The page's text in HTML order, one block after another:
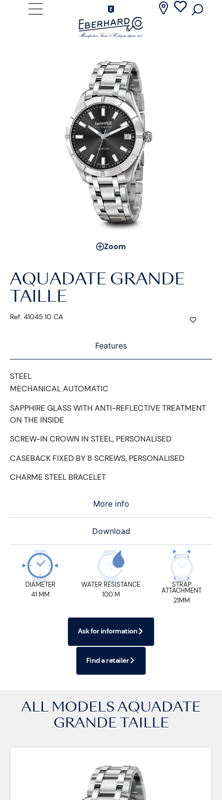
Zoom
AQUADATE GRANDE
TAILLE
Ref. 41045.10 CA
Features
More info
Download
STEEL
MECHANICAL AUTOMATIC
SAPPHIRE GLASS WITH ANTI-REFLECTIVE TREATMENT
ON THE INSIDE
SCREW-IN CROWN IN STEEL, PERSONALISED
CASEBACK FIXED BY 8 SCREWS, PERSONALISED
CHARME STEEL BRACELET
DIAMETER
41 MM
WATER RESISTANCE
100 M
STRAP
ATTACHMENT
21MM
Ask for information
Find a retailer
ALL MODELS AQUADATE
GRANDE TAILLE